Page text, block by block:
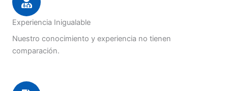
Experiencia Inigualable
Nuestro conocimiento y experiencia no tienen
comparación.